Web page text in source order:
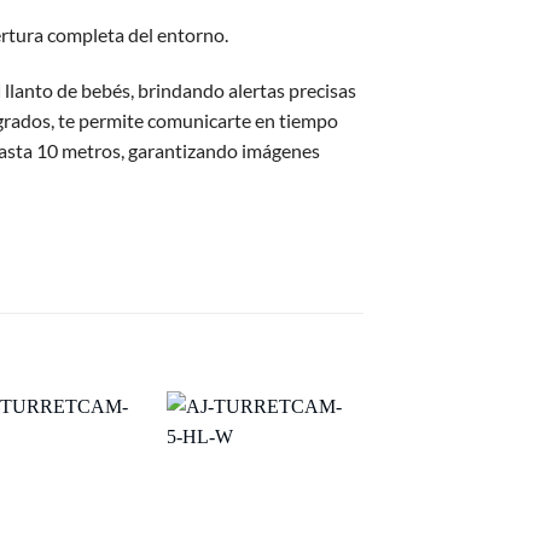
completa del entorno.
de bebés, brindando alertas precisas
te permite comunicarte en tiempo
10 metros, garantizando imágenes